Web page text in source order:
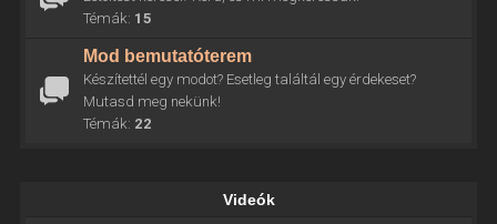
Témák: 15
Mod bemutatóterem
Készítettél egy modot? Esetleg találtál egy érdekeset?
Mutasd meg nekünk!
Témák: 22
Videók